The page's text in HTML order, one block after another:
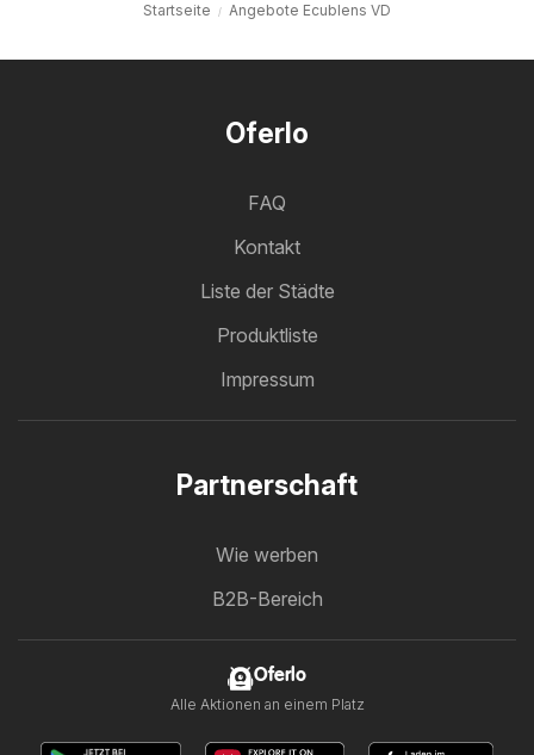
Startseite Angebote Ecublens VD
Oferlo
FAQ
Kontakt
Liste der Städte
Produktliste
Impressum
Partnerschaft
Wie werben
B2B-Bereich
Oferlo
Alle Aktionen an einem Platz